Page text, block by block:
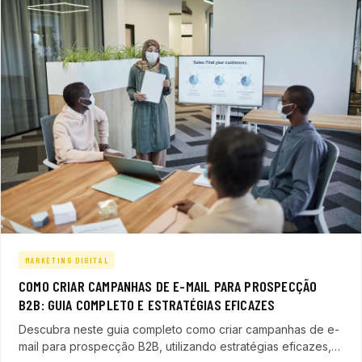
MARKETING DIGITAL
COMO CRIAR CAMPANHAS DE E-MAIL PARA PROSPECÇÃO
B2B: GUIA COMPLETO E ESTRATÉGIAS EFICAZES
Descubra neste guia completo como criar campanhas de e-
mail para prospecção B2B, utilizando estratégias eficazes,